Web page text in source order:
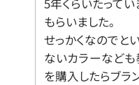
5年くらいたって
もらいました。
せっかくなのでと
ないカラーなども
を購入したらブラ